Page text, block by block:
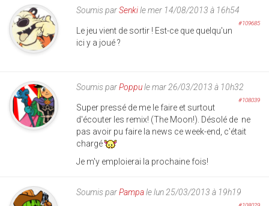
Soumis parSenkile mer 14/08/2013 à 16h54
#109685
Le jeu vient de sortir ! Est-ce que quelqu'un
ici y a joué ?
Soumis parPoppule mar 26/03/2013 à 10h32
#108039
Super pressé de me le faire et surtout
d'écouter les remix! (The Moon!). Désolé de ne
pas avoir pu faire la news ce week-end, c'était
chargé
Je m'y emploierai la prochaine fois!
Soumis parPampale lun 25/03/2013 à 19h19